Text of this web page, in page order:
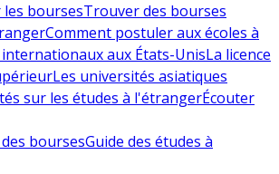
boursesTrouver des bourses
Comment postuler aux écoles à
aux États-UnisLa licence
Les universités asiatiques
sur les études à l'étrangerÉcouter
boursesGuide des études à